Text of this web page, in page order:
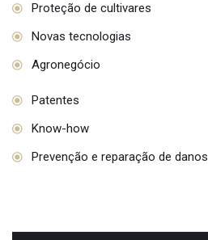
Proteção de cultivares
Novas tecnologias
Agronegócio
Patentes
Know-how
Prevenção e reparação de danos